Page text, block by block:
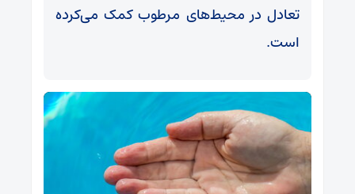
تعادل در محیط‌های مرطوب کمک می‌کرده
است.